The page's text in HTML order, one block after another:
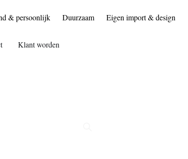
& persoonlijk Duurzaam Eigen import & design
Klant worden